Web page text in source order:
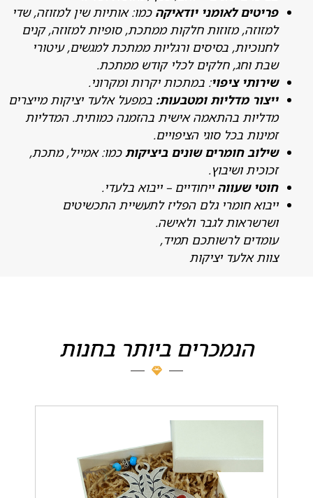
לאומני יודאיקהכמו: אותיות שין למזוזה, שדי
מזוזות חלקות ממתכת, סופיות למזוזה, קנים
בסיסים ורגליות ממתכת למגשים, עיטורי
וחג, חלקים לכלי קודש ממתכת.
ציפוי: במתכות יקרות ומקרוני.
מדליות ומטבעות:במפעל אלעד יציקות מייצרים
בהתאמה אישית בהזמנה כמותית. המדליות
בכל סוגי הציפויים.
חומרים שונים ביציקותכמו: אמייל, מתכת,
ושיבוץ.
שעווה ייחודיים – ייבוא בלעדי.
חומרי גלם הפליז לתעשיית התכשיטים
לגבר ולאישה.
לרשותכם תמיד,
אלעד יציקות
הנמכרים ביותר בחנות